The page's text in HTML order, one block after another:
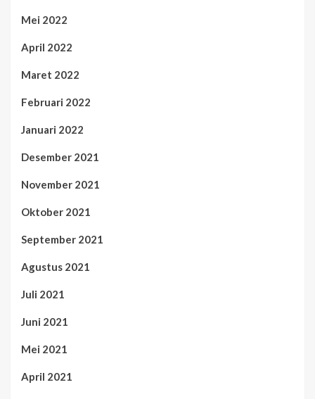
Mei 2022
April 2022
Maret 2022
Februari 2022
Januari 2022
Desember 2021
November 2021
Oktober 2021
September 2021
Agustus 2021
Juli 2021
Juni 2021
Mei 2021
April 2021